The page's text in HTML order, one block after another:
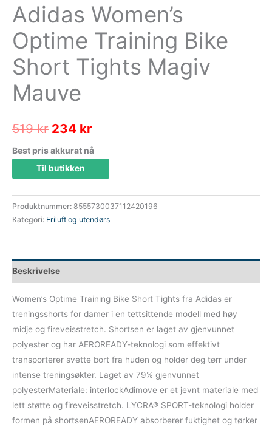
Adidas Women’s
Optime Training Bike
Short Tights Magiv
Mauve
519kr Opprinnelig
pris
var:
519 kr.
234 krNåværende
pris
234 kr.
Best pris akkurat nå
Til butikken
Produktnummer: 8555730037112420196
Kategori: Friluft og utendørs
Beskrivelse
Women’s Optime Training Bike Short Tights fra Adidas er
treningsshorts for damer i en tettsittende modell med høy
midje og fireveisstretch. Shortsen er laget av gjenvunnet
polyester og har AEROREADY-teknologi som effektivt
transporterer svette bort fra huden og holder deg tørr under
intense treningsøkter. Laget av 79% gjenvunnet
polyesterMateriale: interlockAdimove er et jevnt materiale med
lett støtte og fireveisstretch. LYCRA® SPORT-teknologi holder
formen på shortsenAEROREADY absorberer fuktighet og tørker